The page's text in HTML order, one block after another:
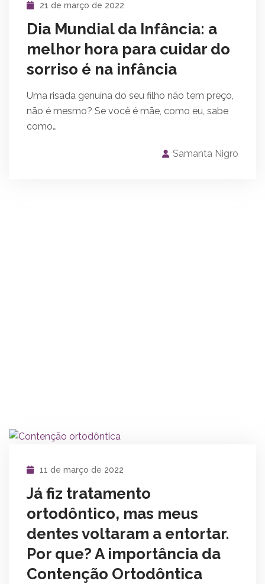
21 de março de 2022
Dia Mundial da Infância: a
melhor hora para cuidar do
sorriso é na infância
Uma risada genuína do seu filho não tem preço,
não é mesmo? Se você é mãe, como eu, sabe
como…
Samanta Nigro
11 de março de 2022
Já fiz tratamento
ortodôntico, mas meus
dentes voltaram a entortar.
Por que? A importância da
Contenção Ortodôntica